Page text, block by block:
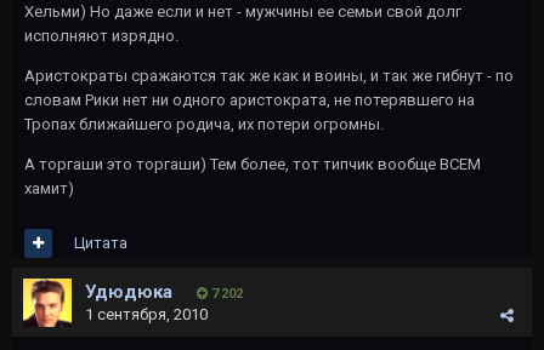
Хельми) Но даже если и нет - мужчины ее семьи свой долг
исполняют изрядно.
Аристократы сражаются так же как и воины, и так же гибнут - по
словам Рики нет ни одного аристократа, не потерявшего на
Тропах ближайшего родича, их потери огромны.
А торгаши это торгаши) Тем более, тот типчик вообще ВСЕМ
хамит)
Цитата
Удюдюка 7 202
1 сентября, 2010